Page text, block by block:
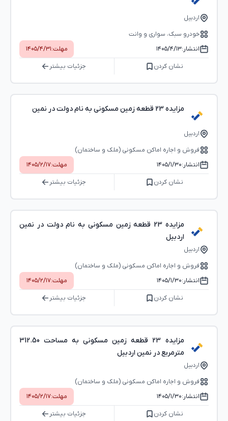
اردبیل
خودرو سبک، سواری و وانت
انتشار:۱۴۰۵/۴/۱۳ مهلت:۱۴۰۵/۴/۳۱
نشان کردن جزئیات بیشتر
مزایده 23 قطعه زمین مسکونی به نام دولت در نمین
اردبیل
فروش و اجاره اماکن مسکونی (ملک و ساختمان)
انتشار:۱۴۰۵/۱/۳۰ مهلت:۱۴۰۵/۲/۱۷
نشان کردن جزئیات بیشتر
مزایده 23 قطعه زمین مسکونی به نام دولت در نمین
اردبیل
اردبیل
فروش و اجاره اماکن مسکونی (ملک و ساختمان)
انتشار:۱۴۰۵/۱/۳۰ مهلت:۱۴۰۵/۲/۱۷
نشان کردن جزئیات بیشتر
مزایده 23 قطعه زمین مسکونی به مساحت 312.50
مترمربع در نمین اردبیل
اردبیل
فروش و اجاره اماکن مسکونی (ملک و ساختمان)
انتشار:۱۴۰۵/۱/۳۰ مهلت:۱۴۰۵/۲/۱۷
نشان کردن جزئیات بیشتر